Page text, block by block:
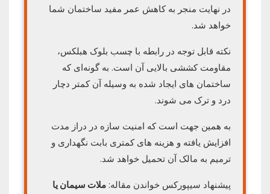
در نهایت منجر به کاهش عمر مفید ساختمان شما
خواهد شد.
نکته قابل توجه در رابطه با چسب بلوک هبلکس،
مقاومت کششی بالایی آن است. به گونه‌ای که
ساختمان های ایجاد شده به وسیله آن کمتر دچار
درد و ترک می شوند.
به همین جهت است که امنیت سازه در دراز مدت
افزایش یافته و هزینه های کمتری بابت نگهداری و
ترمیم به مالک آن تحمیل خواهد شد.
پیشنهاد سیپورکس خواندن مقاله:ملات سیمان یا